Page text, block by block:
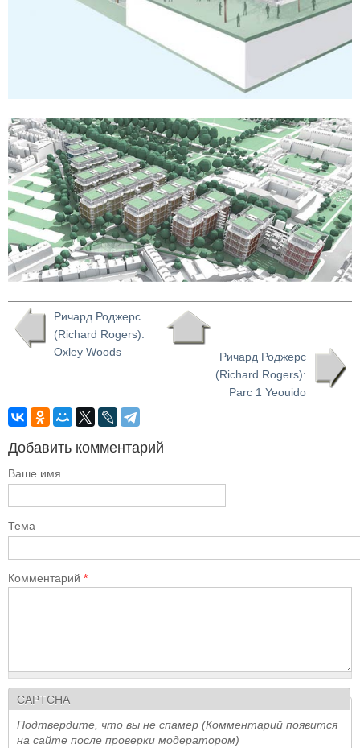
Ричард Роджерс
(Richard Rogers):
Oxley Woods
Ричард Роджерс
(Richard Rogers):
Parc 1 Yeouido
Добавить комментарий
Ваше имя
Тема
Комментарий *
CAPTCHA
Подтвердите, что вы не спамер (Комментарий появится
на сайте после проверки модератором)